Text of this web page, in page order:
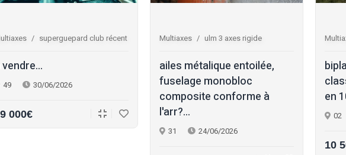
superguepard club récent
vendre...
49 30/06/2026
000€
Multiaxes ulm 3 axes rigide
ailes métalique entoilée,
fuselage monobloc
composite conforme à
l'arr?...
31 24/06/2026
en
02
10